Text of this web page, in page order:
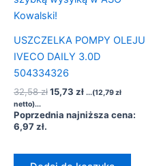
USZCZELKA POMPY OLEJU
IVECO DAILY 3.0D
504334326
32,58zł15,73 zł ...(12,79zł
netto)...
Poprzednia najniższa cena:
6,97zł.